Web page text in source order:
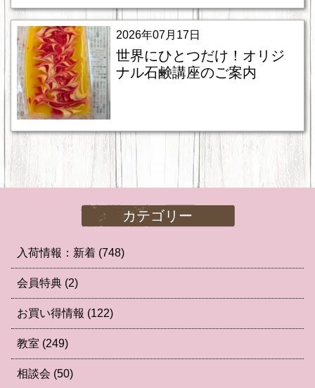
2026年07月17日
世界にひとつだけ！オリジ
ナル石鹸講座のご案内
カテゴリー
入荷情報：新着 (748)
会員特典 (2)
お買い得情報 (122)
教室 (249)
相談会 (50)